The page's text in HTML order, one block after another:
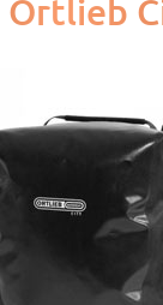
Ortlieb